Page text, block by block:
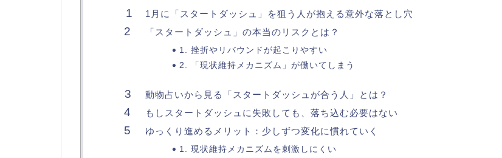
1月に「スタートダッシュ」を狙う人が抱える意外な落とし穴
「スタートダッシュ」の本当のリスクとは？
1. 挫折やリバウンドが起こりやすい
2. 「現状維持メカニズム」が働いてしまう
動物占いから見る「スタートダッシュが合う人」とは？
もしスタートダッシュに失敗しても、落ち込む必要はない
ゆっくり進めるメリット：少しずつ変化に慣れていく
1. 現状維持メカニズムを刺激しにくい